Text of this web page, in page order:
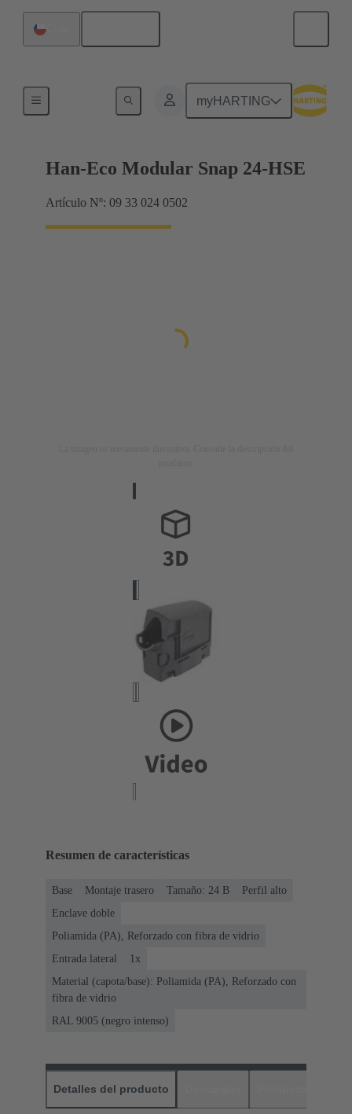
myHARTING
Han-Eco Modular Snap 24-HSE
Artículo Nº: 09 33 024 0502
Resumen de características
Base Montaje trasero Tamaño: 24 B
Perfil alto
Enclave doble
Poliamida (PA), Reforzado con fibra de vidrio
Entrada lateral
1x
Material (capota/base): Poliamida (PA), Reforzado con
fibra de vidrio
RAL 9005 (negro intenso)
Detalles del producto